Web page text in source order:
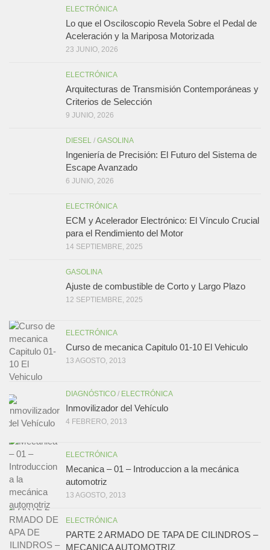
ELECTRÓNICA
Lo que el Osciloscopio Revela Sobre el Pedal de
Aceleración y la Mariposa Motorizada
23 JUNIO, 2026
ELECTRÓNICA
Arquitecturas de Transmisión Contemporáneas y
Criterios de Selección
9 JUNIO, 2026
DIESEL / GASOLINA
Ingeniería de Precisión: El Futuro del Sistema de
Escape Avanzado
6 JUNIO, 2026
ELECTRÓNICA
ECM y Acelerador Electrónico: El Vínculo Crucial
para el Rendimiento del Motor
14 SEPTIEMBRE, 2025
GASOLINA
Ajuste de combustible de Corto y Largo Plazo
12 SEPTIEMBRE, 2025
ELECTRÓNICA
Curso de mecanica Capitulo 01-10 El Vehiculo
13 AGOSTO, 2013
DIAGNÓSTICO / ELECTRÓNICA
Inmovilizador del Vehículo
4 FEBRERO, 2013
ELECTRÓNICA
Mecanica – 01 – Introduccion a la mecánica
automotriz
13 AGOSTO, 2013
ELECTRÓNICA
PARTE 2 ARMADO DE TAPA DE CILINDROS –
MECANICA AUTOMOTRIZ